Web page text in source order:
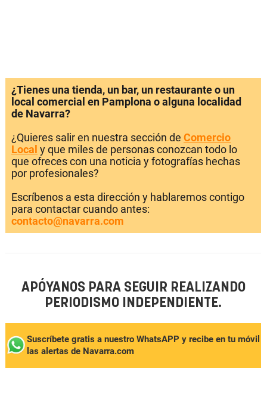
¿Tienes una tienda, un bar, un restaurante o un
local comercial en Pamplona o alguna localidad
de Navarra?
¿Quieres salir en nuestra sección de Comercio
Local y que miles de personas conozcan todo lo
que ofreces con una noticia y fotografías hechas
por profesionales?
Escríbenos a esta dirección y hablaremos contigo
para contactar cuando antes:
contacto@navarra.com
APÓYANOS PARA SEGUIR REALIZANDO
PERIODISMO INDEPENDIENTE.
Suscríbete gratis a nuestro WhatsAPP y recibe en tu móvil
las alertas de Navarra.com